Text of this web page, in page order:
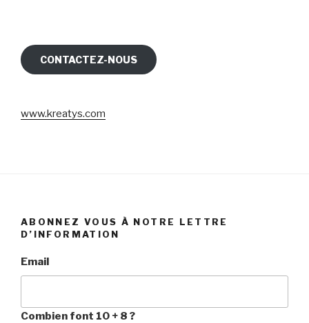
CONTACTEZ-NOUS
www.kreatys.com
ABONNEZ VOUS À NOTRE LETTRE
D’INFORMATION
Email
Combien font 10 + 8 ?